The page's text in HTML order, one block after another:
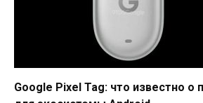
Google Pixel Tag: что известно о